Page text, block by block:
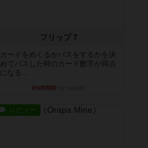
フリップ７
カードをめくるかパスをするかを決
めてパスした時のカード数字が得点
になる...
約6時間前
レビュー